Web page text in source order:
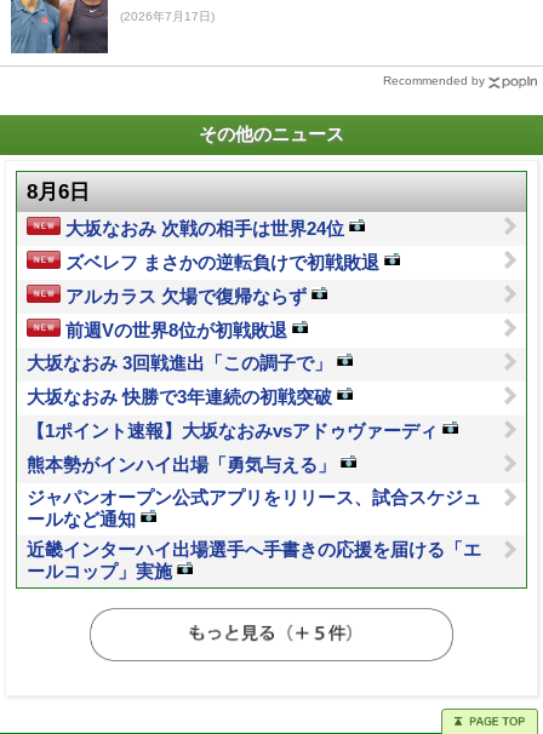
(2026年7月17日)
Recommended by
その他のニュース
8月6日
大坂なおみ 次戦の相手は世界24位
ズベレフ まさかの逆転負けで初戦敗退
アルカラス 欠場で復帰ならず
前週Vの世界8位が初戦敗退
大坂なおみ 3回戦進出「この調子で」
大坂なおみ 快勝で3年連続の初戦突破
【1ポイント速報】大坂なおみvsアドゥヴァーディ
熊本勢がインハイ出場「勇気与える」
ジャパンオープン公式アプリをリリース、試合スケジュ
ールなど通知
近畿インターハイ出場選手へ手書きの応援を届ける「エ
ールコップ」実施